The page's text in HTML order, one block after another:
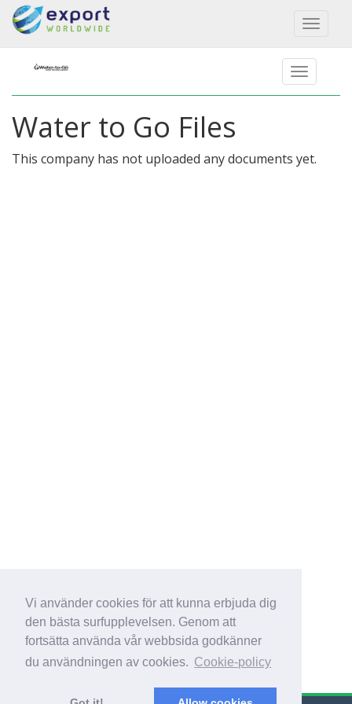
Vi använder cookies för att kunna erbjuda dig
den bästa surfupplevelsen. Genom att
fortsätta använda vår webbsida godkänner
du användningen av cookies. Cookie-policy
Toggle
Water to Go Files
This company has not uploaded any documents yet.